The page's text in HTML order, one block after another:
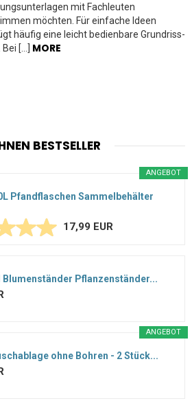
mit Fachleuten
möchten. Für einfache Ideen
häufig eine leicht bedienbare Grundriss-
[…] MORE
BESTSELLER
ANGEBOT
Pfandflaschen Sammelbehälter
17,99 EUR
Blumenständer Pflanzenständer...
ANGEBOT
ohne Bohren - 2 Stück...